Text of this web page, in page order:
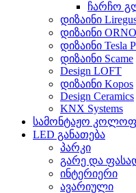
ჩარჩო
დიზაინი
დიზაინი ORNO
დიზაინი Tesla
დიზაინი Scame
Design LOFT
დიზაინი Kopos
Design Ceramics
KNX Systems
სამონტაჟო
LED განათება
პარკი
გარე და
ინტერიერი
ავარიული